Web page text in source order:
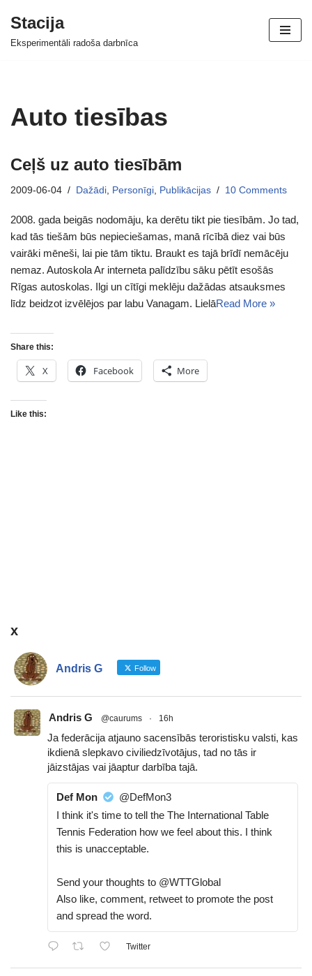
Skip
Stacija
Eksperimentāli radoša darbnīca
Auto tiesības
Ceļš uz auto tiesībām
2009-06-04 Dažādi, Personīgi, Publikācijas 10 Comments
2008. gada beigās nodomāju, ka derētu tikt pie tiesībām. Jo tad,
kad tās tiešām būs nepieciešamas, manā rīcībā diez vai būs
vairāki mēneši, lai pie tām tiktu. Braukt es tajā brīdī nemācēju
nemaz. Autoskola Ar interneta palīdzību sāku pētīt esošās
Rīgas autoskolas. Ilgi un cītīgi meklēju dažādas atsauksmes
līdz beidzot izvēlējos par labu Vanagam. LielāRead More »
Share this:
X Facebook More
Like this:
x
Andris G Follow
Andris G @caurums · 16h
Ja federācija atjauno sacensībās teroristisku valsti, kas
ikdienā slepkavo civiliedzīvotājus, tad no tās ir
jāizstājas vai jāaptur darbība tajā.
Def Mon
@DefMon3
I think it's time to tell the The International Table
Tennis Federation how we feel about this. I think
this is unacceptable.
Send your thoughts to @WTTGlobal
Also like, comment, retweet to promote the post
and spread the word.
Twitter